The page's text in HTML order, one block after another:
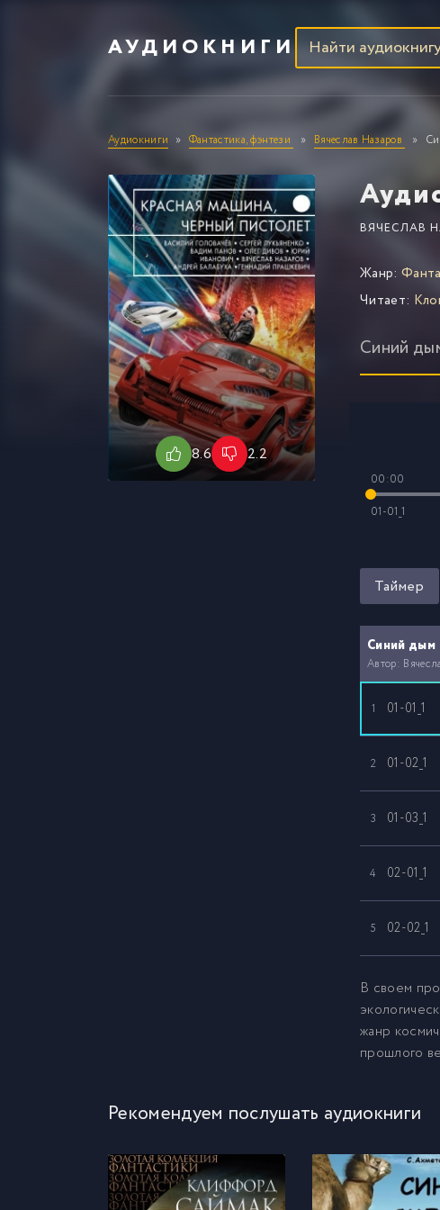
АУДИОКНИГИ
Аудиокниги Фантастика, фэнтези Вячеслав Назаров
ВЯЧЕСЛАВ
8.6 2.2
Жанр:
Читает:
Синий
00:00
01-01_1
Таймер
Синий дым
Автор:
1 01-01_1
2 01-02_1
3 01-03_1
4 02-01_1
5 02-02_1
6 03-01_1
7 03-02_1
10 04-01_1
В своем
жанр
прошлого
Рекомендуем послушать аудиокниги